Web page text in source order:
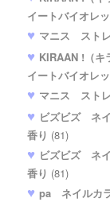
イートバイオレ
マニス スト
KIRAAN !（
イートバイオレ
マニス スト
ビズビズ ネ
香り (81)
ビズビズ ネ
香り (81)
pa ネイルカ